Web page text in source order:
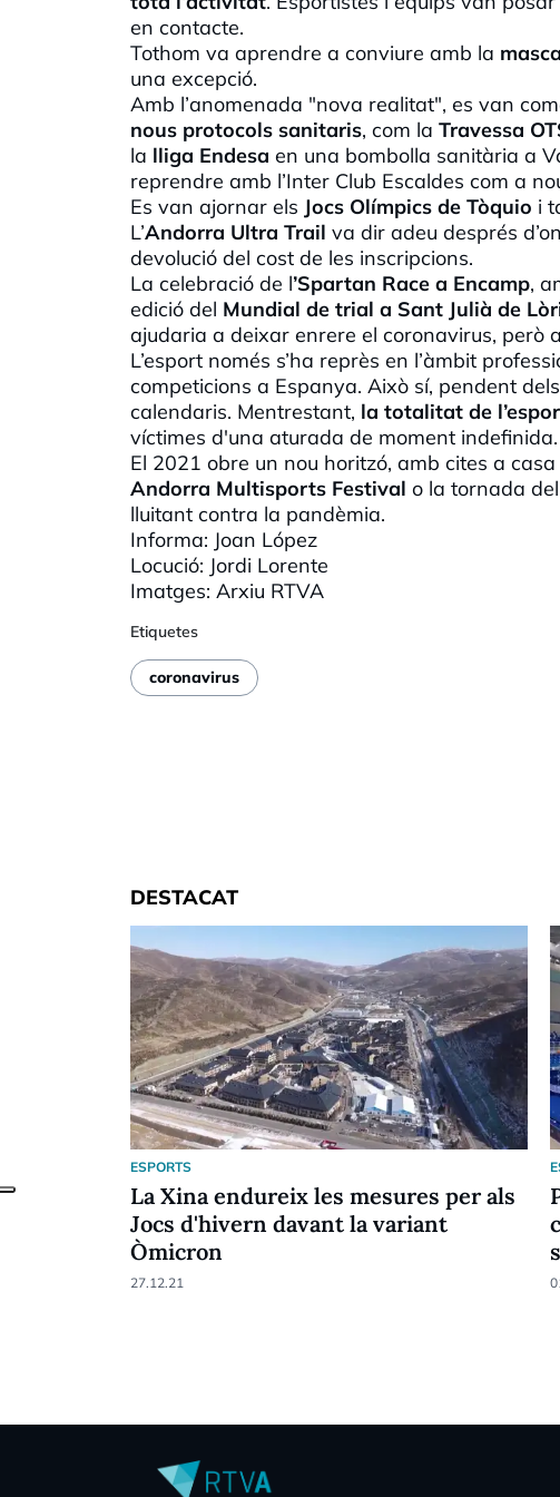
en contacte.
Tothom va aprendre a conviure amb la
una excepció.
Amb l’anomenada "nova realitat", es van
nous protocols sanitaris, com la Travessa
la lliga Endesa en una bombolla sanitària a
reprendre amb l’Inter Club Escaldes com a
Es van ajornar els Jocs Olímpics de Tòquio i
L’Andorra Ultra Trail va dir adeu després
devolució del cost de les inscripcions.
La celebració de l’Spartan Race a Encamp,
edició del Mundial de trial a Sant Julià de
ajudaria a deixar enrere el coronavirus, però
L’esport només s’ha reprès en l’àmbit
competicions a Espanya. Això sí, pendent
calendaris. Mentrestant, la totalitat de
víctimes d'una aturada de moment indefinida.
El 2021 obre un nou horitzó, amb cites a
Andorra Multisports Festival o la tornada del
lluitant contra la pandèmia.
Informa: Joan López
Locució: Jordi Lorente
Imatges: Arxiu RTVA
Etiquetes
coronavirus
DESTACAT
ESPORTS
La Xina endureix les mesures per als
Jocs d'hivern davant la variant
Òmicron
27.12.21